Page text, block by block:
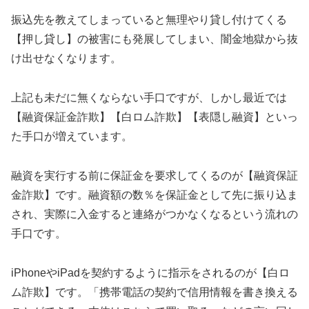
振込先を教えてしまっていると無理やり貸し付けてくる
【押し貸し】の被害にも発展してしまい、闇金地獄から抜
け出せなくなります。
上記も未だに無くならない手口ですが、しかし最近では
【融資保証金詐欺】【白ロム詐欺】【表隠し融資】といっ
た手口が増えています。
融資を実行する前に保証金を要求してくるのが【融資保証
金詐欺】です。融資額の数％を保証金として先に振り込ま
され、実際に入金すると連絡がつかなくなるという流れの
手口です。
iPhoneやiPadを契約するように指示をされるのが【白ロ
ム詐欺】です。「携帯電話の契約で信用情報を書き換える